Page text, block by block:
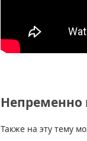
Непременно
Также на эту тему